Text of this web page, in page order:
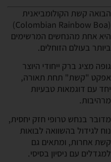
הבואה קשת הקולומביאנית
(Colombian Rainbow Boa)
היא אחת מהנחשים המרשימים
ביותר בעולם הזוחלים.
גופה מציג ברק ייחודי היוצר
אפקט "קשת" תחת תאורה,
יחד עם דוגמאות טבעיות
מרהיבות.
מדובר בנחש טרופי חזק יחסית,
נוח לגידול בהשוואה לבואות
קשת אחרות, ומתאים גם
למגדלים עם ניסיון בסיסי.